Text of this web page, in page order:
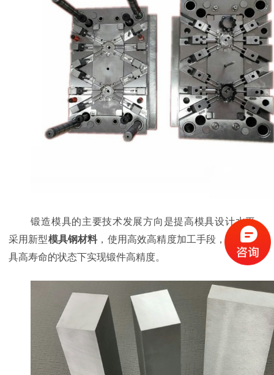
锻造模具的主要技术发展方向是提高模具设计水平，
采用新型模具钢材料，使用高效高精度加工手段，以期在模
具高寿命的状态下实现锻件高精度。